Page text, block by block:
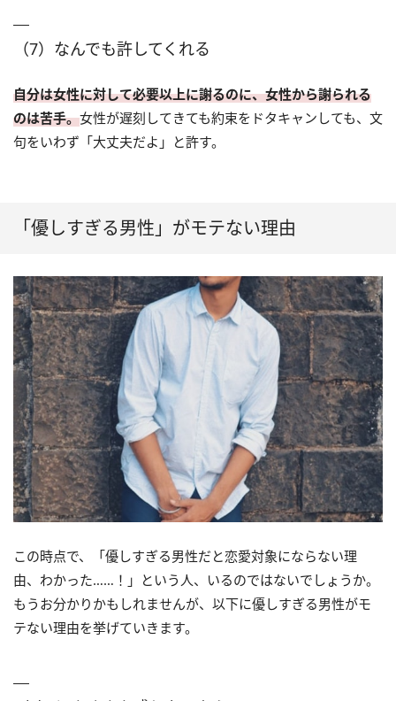
（7）なんでも許してくれる
自分は女性に対して必要以上に謝るのに、女性から謝られる
のは苦手。女性が遅刻してきても約束をドタキャンしても、文
句をいわず「大丈夫だよ」と許す。
「優しすぎる男性」がモテない理由
この時点で、「優しすぎる男性だと恋愛対象にならない理
由、わかった……！」という人、いるのではないでしょうか。
もうお分かりかもしれませんが、以下に優しすぎる男性がモ
テない理由を挙げていきます。